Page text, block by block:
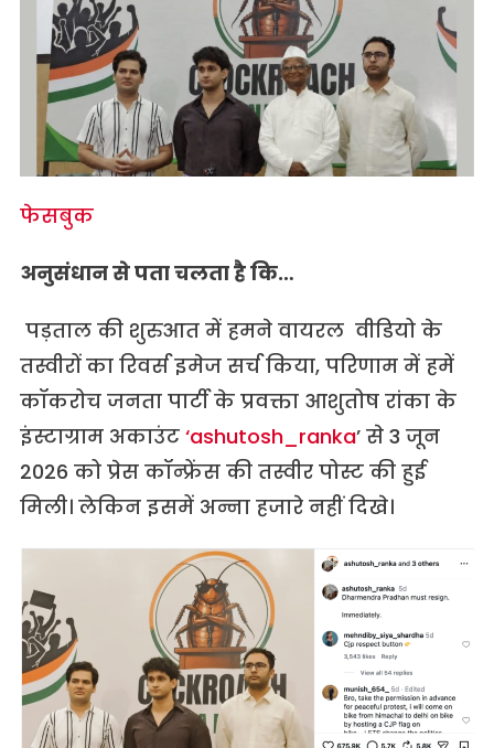
फेसबुक
अनुसंधान से पता चलता है कि…
पड़ताल की शुरुआत में हमने वायरल वीडियो के
तस्वीरों का रिवर्स इमेज सर्च किया, परिणाम में हमें
कॉकरोच जनता पार्टी के प्रवक्ता आशुतोष रांका के
इंस्टाग्राम अकाउंट ‘ashutosh_ranka’ से 3 जून
2026 को प्रेस कॉन्फ्रेंस की तस्वीर पोस्ट की हुई
मिली। लेकिन इसमें अन्ना हजारे नहीं दिखे।